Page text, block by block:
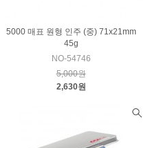
5000 매표 원형 인주 (중) 71x21mm
45g
NO-54746
5,000원
2,630원